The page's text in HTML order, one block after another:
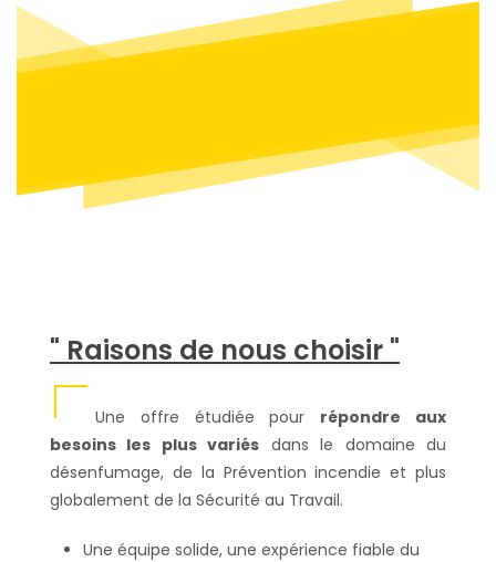
" Raisons de nous choisir "
Une offre étudiée pour répondre aux
besoins les plus variés dans le domaine du
désenfumage, de la Prévention incendie et plus
globalement de la Sécurité au Travail.
Une équipe solide, une expérience fiable du